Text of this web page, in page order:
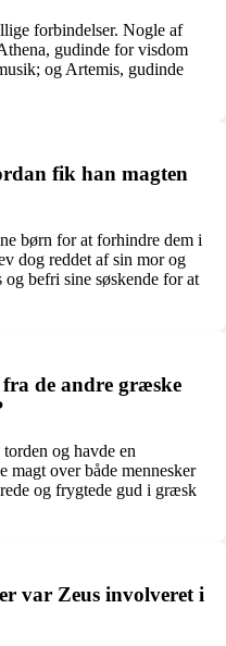
forbindelser. Nogle af
gudinde for visdom
og Artemis, gudinde
fik han magten
børn for at forhindre dem i
dog reddet af sin mor og
befri sine søskende for at
de andre græske
og havde en
magt over både mennesker
og frygtede gud i græsk
var Zeus involveret i